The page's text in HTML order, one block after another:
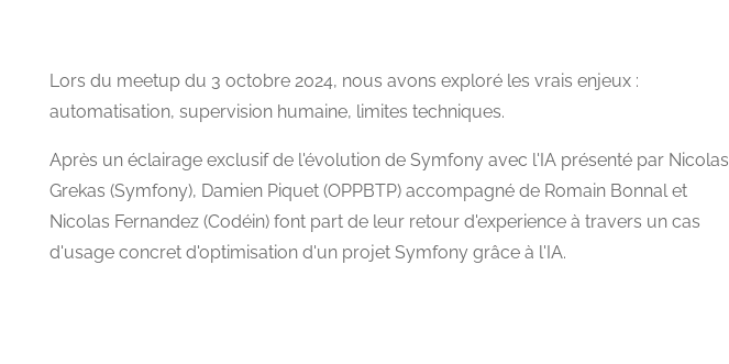
Lors du meetup du 3 octobre 2024, nous avons exploré les vrais enjeux :
automatisation, supervision humaine, limites techniques.
Après un éclairage exclusif de l'évolution de Symfony avec l'IA présenté par Nicolas
Grekas (Symfony), Damien Piquet (OPPBTP) accompagné de Romain Bonnal et
Nicolas Fernandez (Codéin) font part de leur retour d'experience à travers un cas
d'usage concret d'optimisation d'un projet Symfony grâce à l'IA.